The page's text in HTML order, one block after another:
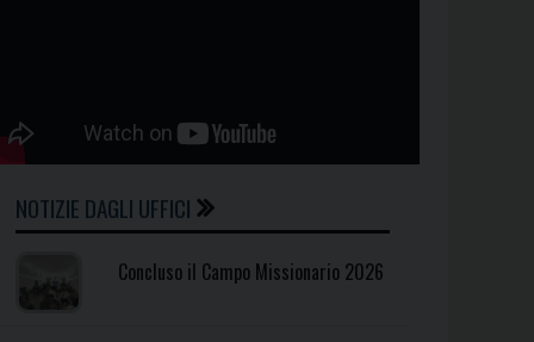
NOTIZIE DAGLI UFFICI
Concluso il Campo Missionario 2026